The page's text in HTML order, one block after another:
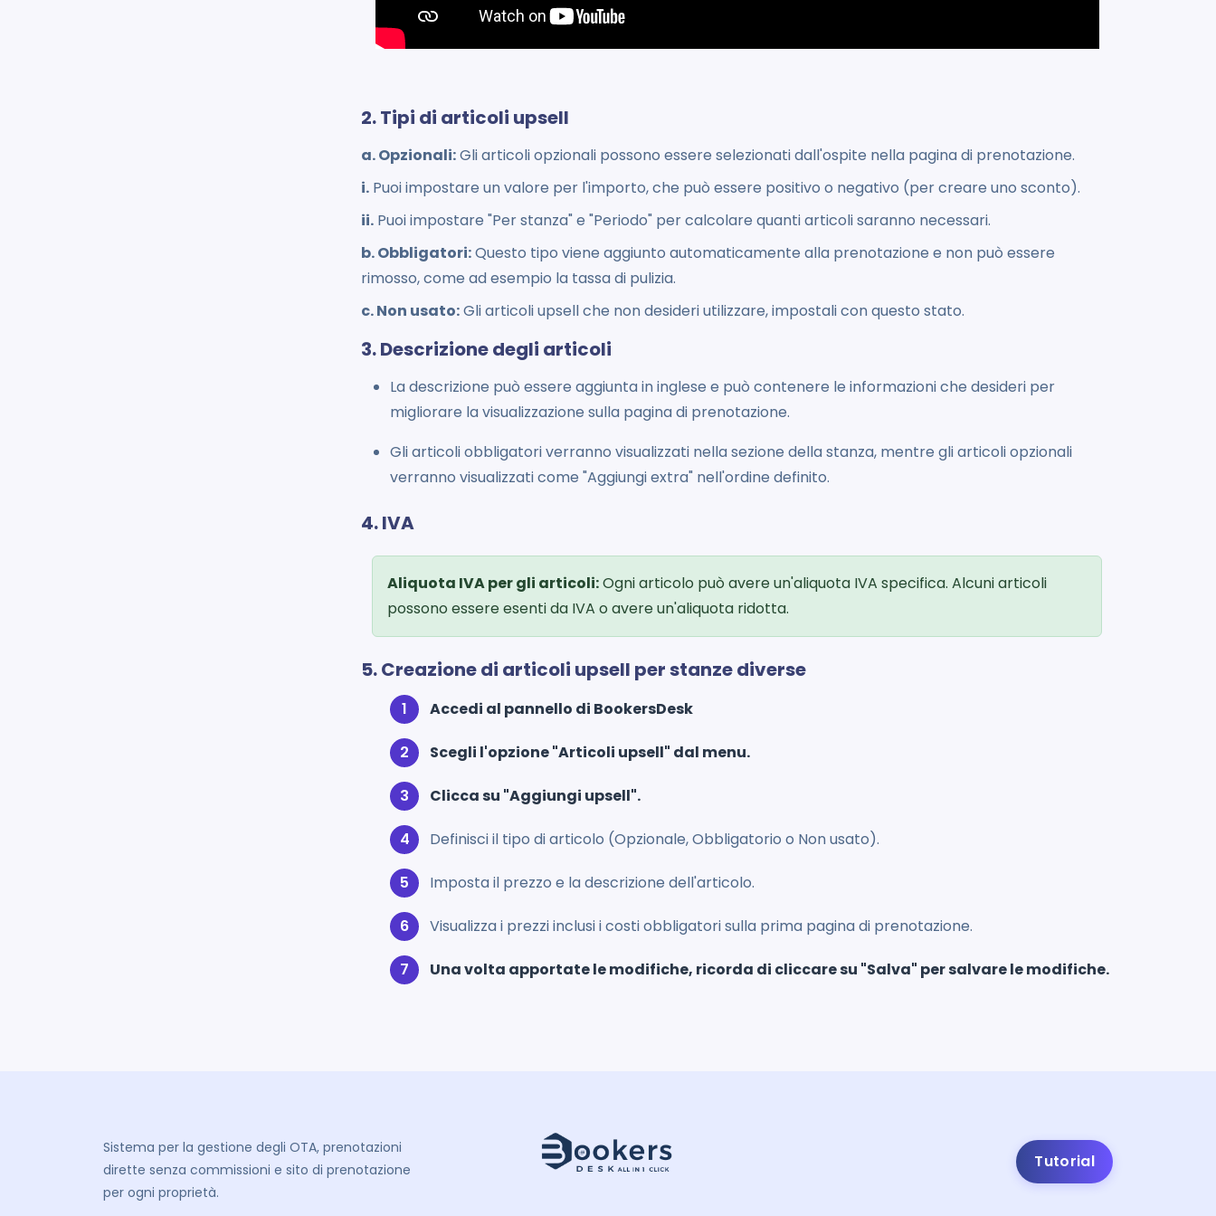
2. Tipi di articoli upsell
a. Opzionali:Gli articoli opzionali possono essere selezionati dall'ospite nella pagina di prenotazione.
i. Puoi impostare un valore per l'importo, che può essere positivo o negativo (per creare uno sconto).
ii. Puoi impostare "Per stanza" e "Periodo" per calcolare quanti articoli saranno necessari.
b. Obbligatori:Questo tipo viene aggiunto automaticamente alla prenotazione e non può essere
rimosso, come ad esempio la tassa di pulizia.
c. Non usato:Gli articoli upsell che non desideri utilizzare, impostali con questo stato.
3. Descrizione degli articoli
La descrizione può essere aggiunta in inglese e può contenere le informazioni che desideri per
migliorare la visualizzazione sulla pagina di prenotazione.
Gli articoli obbligatori verranno visualizzati nella sezione della stanza, mentre gli articoli opzionali
verranno visualizzati come "Aggiungi extra" nell'ordine definito.
4. IVA
Aliquota IVA per gli articoli:Ogni articolo può avere un'aliquota IVA specifica. Alcuni articoli
possono essere esenti da IVA o avere un'aliquota ridotta.
5. Creazione di articoli upsell per stanze diverse
Accedi al pannello di BookersDesk
Scegli l'opzione "Articoli upsell" dal menu.
Clicca su "Aggiungi upsell".
Definisci il tipo di articolo (Opzionale, Obbligatorio o Non usato).
Imposta il prezzo e la descrizione dell'articolo.
Visualizza i prezzi inclusi i costi obbligatori sulla prima pagina di prenotazione.
Una volta apportate le modifiche, ricorda di cliccare su "Salva" per salvare le modifiche.
Sistema per la gestione degli OTA, prenotazioni
dirette senza commissioni e sito di prenotazione
per ogni proprietà.
Tutorial